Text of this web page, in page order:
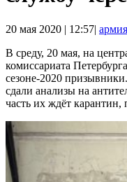
20 мая 2020 | 12:57| армия
В среду, 20 мая, на
комиссариата
сезоне-2020
сдали анализы на
часть их ждёт карантин,